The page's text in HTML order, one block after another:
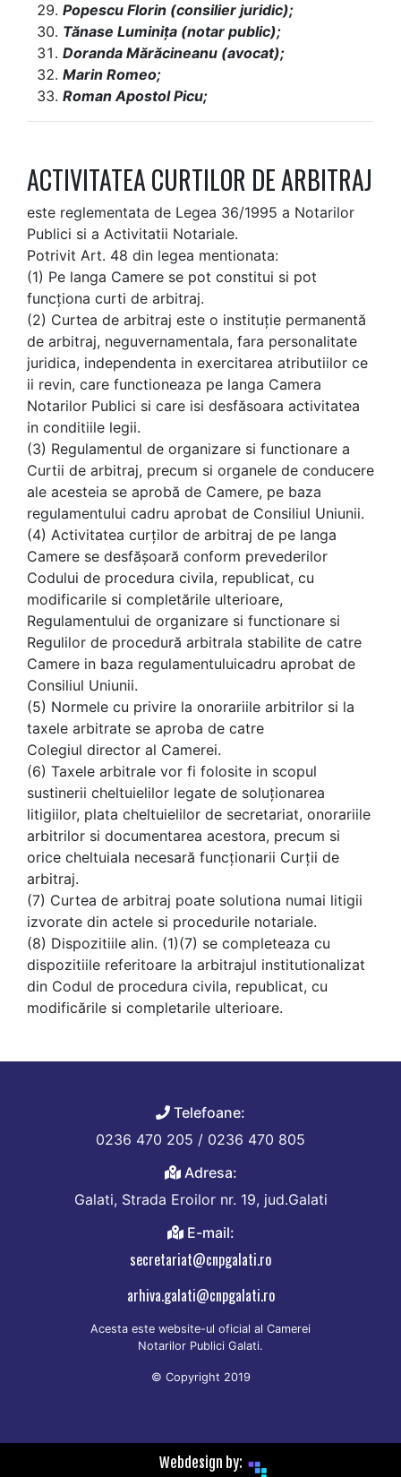
Popescu Florin (consilier juridic);
Tănase Luminița (notar public);
Doranda Mărăcineanu (avocat);
Marin Romeo;
Roman Apostol Picu;
ACTIVITATEA CURTILOR DE ARBITRAJ
este reglementata de Legea 36/1995 a Notarilor
Publici si a Activitatii Notariale.
Potrivit Art. 48 din legea mentionata:
(1) Pe langa Camere se pot constitui si pot
funcţiona curti de arbitraj.
(2) Curtea de arbitraj este o instituţie permanentă
de arbitraj, neguvernamentala, fara personalitate
juridica, independenta in exercitarea atributiilor ce
ii revin, care functioneaza pe langa Camera
Notarilor Publici si care isi desfăsoara activitatea
in conditiile legii.
(3) Regulamentul de organizare si functionare a
Curtii de arbitraj, precum si organele de conducere
ale acesteia se aprobă de Camere, pe baza
regulamentului ­cadru aprobat de Consiliul Uniunii.
(4) Activitatea curţilor de arbitraj de pe langa
Camere se desfăşoară conform prevederilor
Codului de procedura civila, republicat, cu
modificarile si completările ulterioare,
Regulamentului de organizare si functionare si
Regulilor de procedură arbitrala stabilite de catre
Camere in baza regulamentului­cadru aprobat de
Consiliul Uniunii.
(5) Normele cu privire la onorariile arbitrilor si la
taxele arbitrate se aproba de catre
Colegiul director al Camerei.
(6) Taxele arbitrale vor fi folosite in scopul
sustinerii cheltuielilor legate de soluţionarea
litigiilor, plata cheltuielilor de secretariat, onorariile
arbitrilor si documentarea acestora, precum si
orice cheltuiala necesară funcţionarii Curţii de
arbitraj.
(7) Curtea de arbitraj poate solutiona numai litigii
izvorate din actele si procedurile notariale.
(8) Dispozitiile alin. (1)­(7) se completeaza cu
dispozitiile referitoare la arbitrajul institutionalizat
din Codul de procedura civila, republicat, cu
modificările si completarile ulterioare.
Telefoane:
0236 470 205 / 0236 470 805
Adresa:
Galati, Strada Eroilor nr. 19, jud.Galati
E-mail:
secretariat@cnpgalati.ro
arhiva.galati@cnpgalati.ro
Acesta este website-ul oficial al Camerei
Notarilor Publici Galati.
© Copyright 2019
Webdesign by: